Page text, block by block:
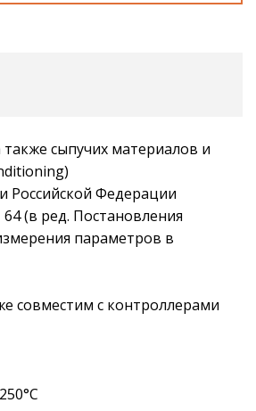
сыпучих материалов и
Российской Федерации
(в ред. Постановления
параметров в
совместим с контроллерами